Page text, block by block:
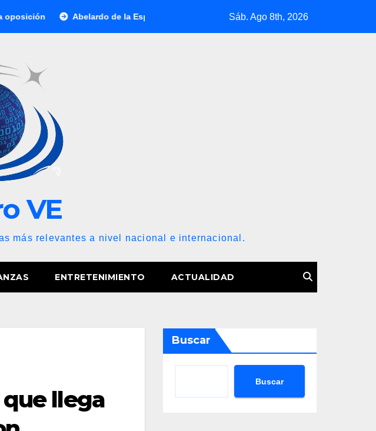
Abelardo de la Espriella jura como presidente de Colombia para el periodo 2026-2030
Sáb. Ago 8th, 2026
VE
más relevantes a nivel nacional e internacional.
ENTRETENIMIENTO ACTUALIDAD
llega
Buscar
Buscar